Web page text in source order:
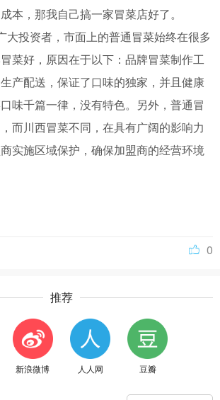
本，那我自己搞一家冒菜店好了。
大投资者，市面上的普通冒菜始终在很多
菜好，原因在于以下：品牌冒菜制作工
产配送，保证了口味的独家，并且健康
味千篇一律，没有特色。另外，普通冒
而川西冒菜不同，在具有广阔的影响力
实施区域保护，确保加盟商的经营环境
0
推荐
新浪微博 人人网 豆瓣